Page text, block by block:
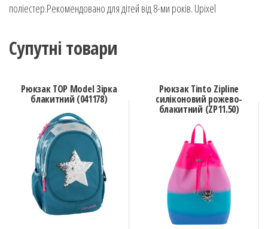
поліестер.Рекомендовано для дітей від 8-ми років. Upixel
Супутні товари
Рюкзак TOP Model Зірка
блакитний (041178)
Рюкзак Tinto Zipline
силіконовий рожево-
блакитний (ZP11.50)